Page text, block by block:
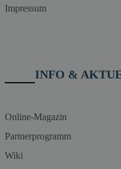
Impressum
INFO &
Online-Magazin
Partnerprogramm
Wiki